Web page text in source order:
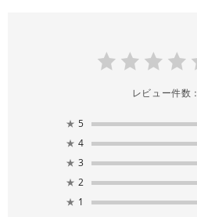
レビュー件数：
★ 5
★ 4
★ 3
★ 2
★ 1